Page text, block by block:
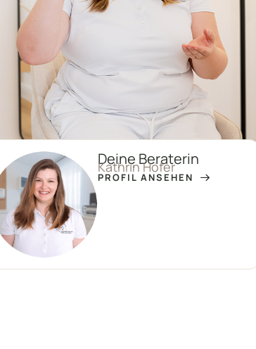
Deine Beraterin
Kathrin Höfer
PROFIL ANSEHEN